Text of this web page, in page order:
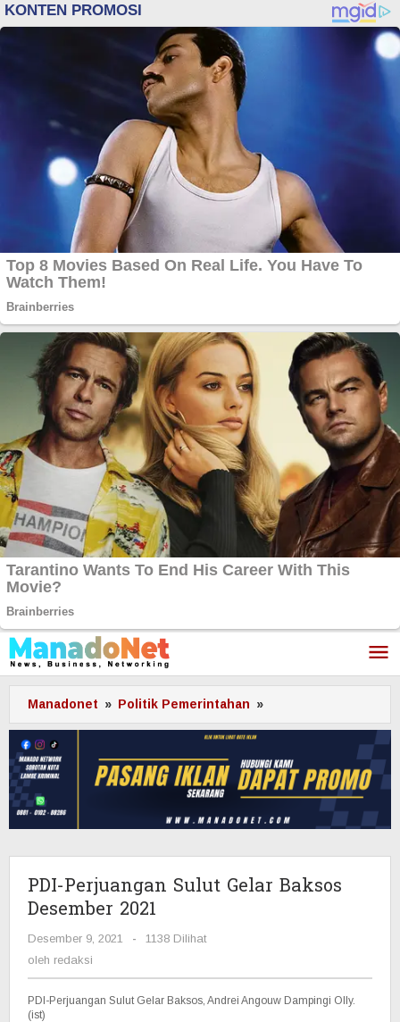
Lewati
ke
konten
Manadonet » Politik Pemerintahan »
Perjuangan
Gelar
Baksos
Desember
2021
PDI-Perjuangan Sulut Gelar Baksos
Desember 2021
Desember 9, 2021
oleh
-
1138 Dilihat
oleh redaksi
PDI-Perjuangan Sulut Gelar Baksos, Andrei Angouw Dampingi Olly.
(ist)